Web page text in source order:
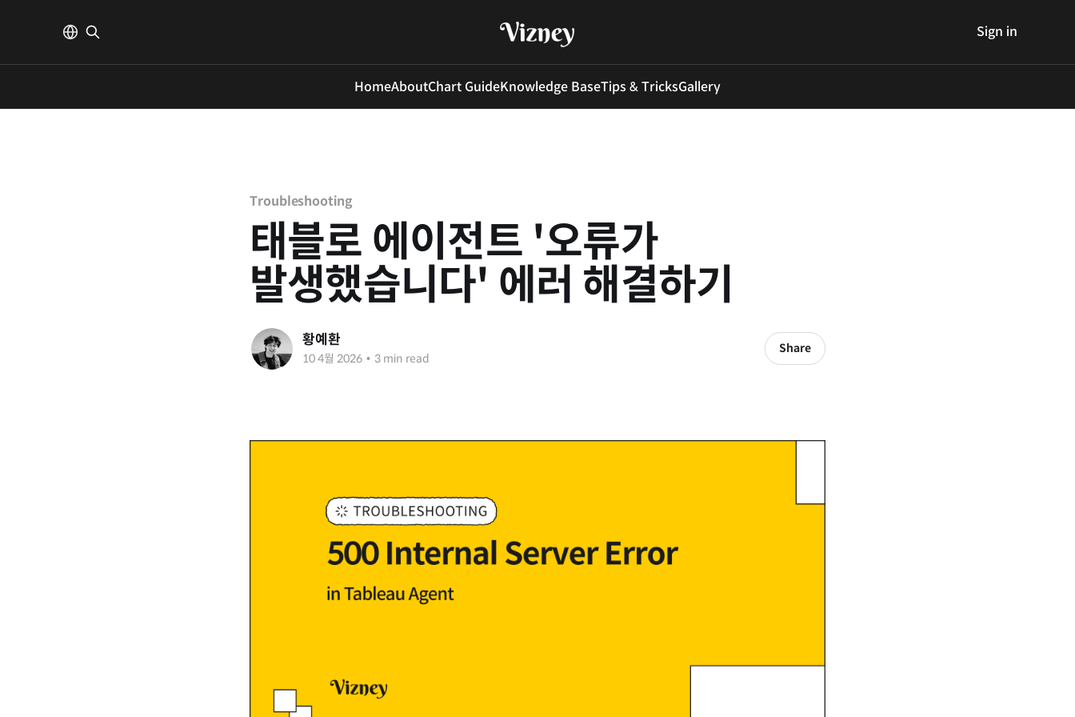
HomeAboutChart GuideKnowledge BaseTips & TricksGallery
Sign in
Troubleshooting
태블로 에이전트 '오류가
발생했습니다' 에러 해결하기
황예환
10 4월 2026 • 3 min read
Share